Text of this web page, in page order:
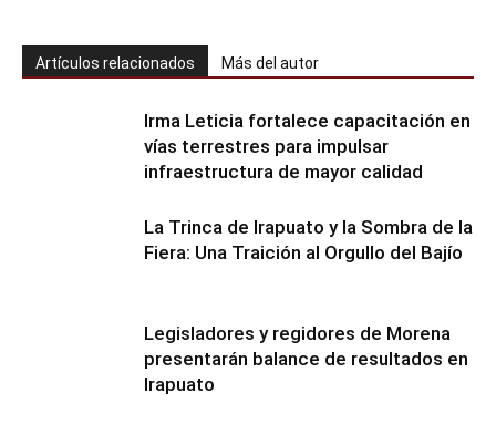
Artículos relacionados Más del autor
Irma Leticia fortalece capacitación en
vías terrestres para impulsar
infraestructura de mayor calidad
​La Trinca de Irapuato y la Sombra de la
Fiera: Una Traición al Orgullo del Bajío
Legisladores y regidores de Morena
presentarán balance de resultados en
Irapuato